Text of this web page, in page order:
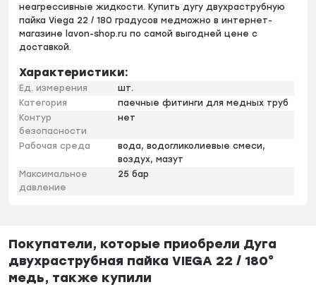
неагрессивные жидкости. Купить дугу двухраструбную
пайка Viega 22 / 180 градусов медможно в интернет-
магазине lavon-shop.ru по самой выгодней цене с
доставкой.
Характеристики:
Ед. измерения
шт.
Категория
паечные фитинги для медных труб
Контур
безопасности
нет
Рабочая среда
вода, водогликолиевые смеси,
воздух, мазут
Максимальное
давление
25 бар
Покупатели, которые приобрели Дуга
двухраструбная пайка VIEGA 22 / 180°
медь, также купили